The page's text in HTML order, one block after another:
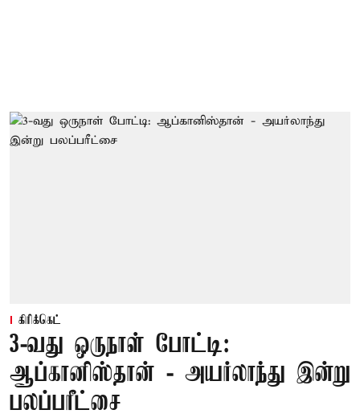
கிரிக்கெட்
3-வது ஒருநாள் போட்டி:
ஆப்கானிஸ்தான் - அயர்லாந்து இன்று
பலப்பரீட்சை